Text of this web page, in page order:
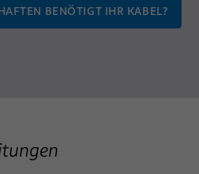
BENÖTIGT IHR KABEL?